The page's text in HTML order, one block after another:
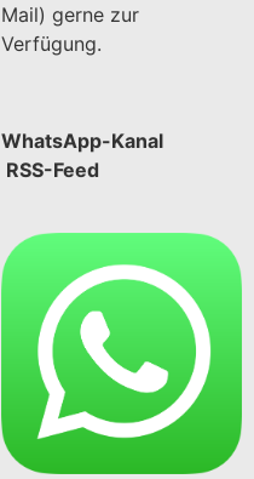
Mail) gerne zur
Verfügung.
WhatsApp-Kanal
RSS-Feed